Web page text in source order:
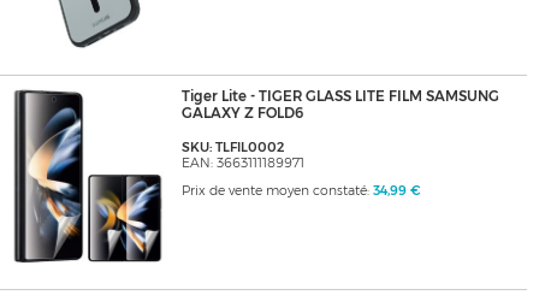
Tiger Lite - TIGER GLASS LITE FILM SAMSUNG
GALAXY Z FOLD6
SKU: TLFIL0002
EAN: 3663111189971
Prix de vente moyen constaté: 34,99 €